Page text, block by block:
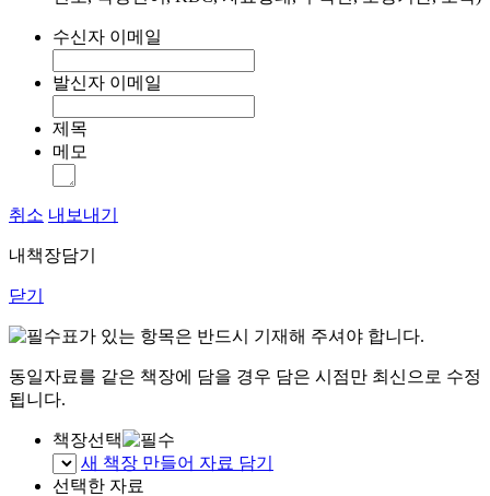
수신자 이메일
발신자 이메일
제목
메모
취소 내보내기
내책장담기
닫기
표가 있는 항목은 반드시 기재해 주셔야 합니다.
동일자료를 같은 책장에 담을 경우 담은 시점만 최신으로 수정
됩니다.
책장선택
새 책장 만들어 자료 담기
선택한 자료